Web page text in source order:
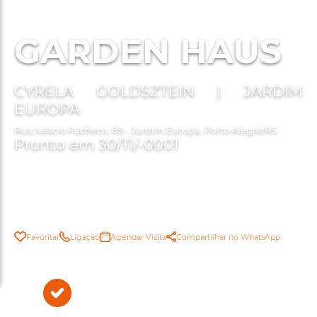
GARDEN HAUS
CYRELA GOLDSZTEIN | JARDIM
EUROPA
Rua Ivescio Pacheco, 89 - Jardim Europa, Porto Alegre/RS
Pronto em 30/11/-0001
Favoritar Ligação Agendar Visita Compartilhar no WhatsApp